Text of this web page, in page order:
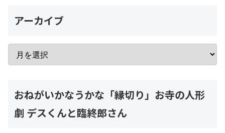
アーカイブ
おねがいかなうかな「縁切り」お寺の人形
劇 デスくんと臨終郎さん